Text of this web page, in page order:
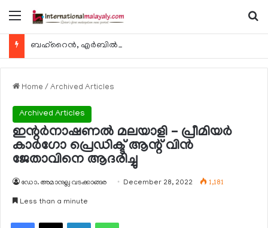
Menu
Home / Archived Articles
Archived Articles
ഇന്റര്‍നാഷണല്‍ മലയാളി – പ്രീമിയര്‍
കാര്‍ഗോ പ്രെഡിക്ട് ആന്റ് വിന്‍
ജേതാവിനെ ആദരിച്ചു
ഡോ. അമാനുല്ല വടക്കാങ്ങര December 28, 2022 1,181
Less than a minute
Facebook
X LinkedInWhatsApp